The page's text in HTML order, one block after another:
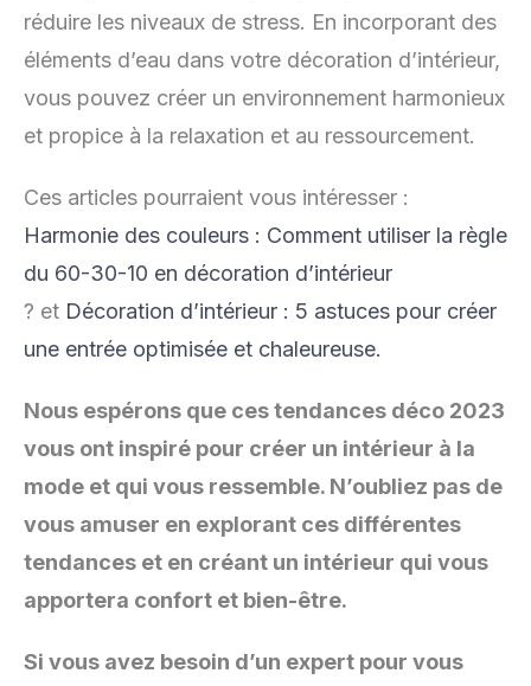
réduire les niveaux de stress. En incorporant des
éléments d’eau dans votre décoration d’intérieur,
vous pouvez créer un environnement harmonieux
et propice à la relaxation et au ressourcement.
Ces articles pourraient vous intéresser :
Harmonie des couleurs : Comment utiliser la règle
du 60-30-10 en décoration d’intérieur
? et Décoration d’intérieur : 5 astuces pour créer
une entrée optimisée et chaleureuse.
Nous espérons que ces tendances déco 2023
vous ont inspiré pour créer un intérieur à la
mode et qui vous ressemble. N’oubliez pas de
vous amuser en explorant ces différentes
tendances et en créant un intérieur qui vous
apportera confort et bien-être.
Si vous avez besoin d’un expert pour vous